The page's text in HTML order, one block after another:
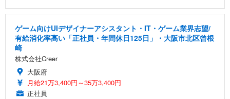
ゲーム向けUIデザイナーアシスタント・IT・ゲーム業界志望/
有給消化率高い「正社員・年間休日125日」・大阪市北区曾根
崎
株式会社Creer
大阪府
月給21万3,400円～35万3,400円
正社員